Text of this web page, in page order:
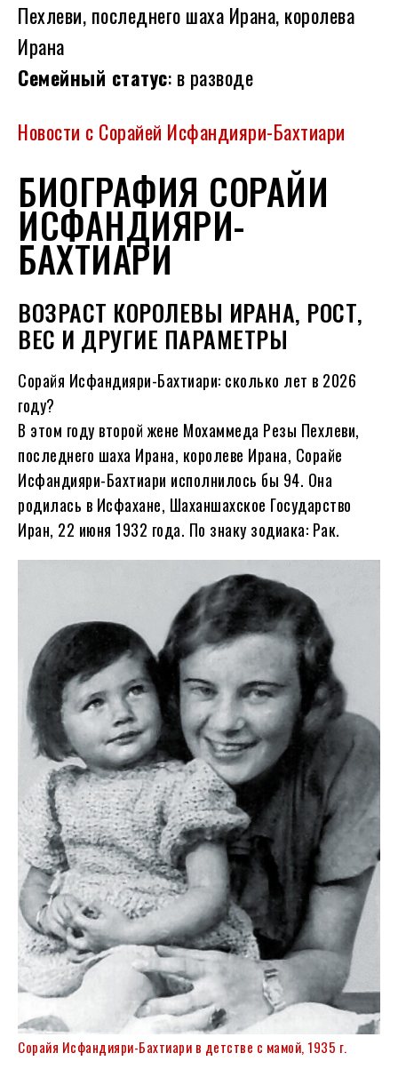
Пехлеви, последнего шаха Ирана, королева
Ирана
Семейный статус: в разводе
Новости с Сорайей Исфандияри-Бахтиари
БИОГРАФИЯ СОРАЙИ
ИСФАНДИЯРИ-
БАХТИАРИ
ВОЗРАСТ КОРОЛЕВЫ ИРАНА, РОСТ,
ВЕС И ДРУГИЕ ПАРАМЕТРЫ
Сорайя Исфандияри-Бахтиари: сколько лет в 2026
году?
В этом году второй жене Мохаммеда Резы Пехлеви,
последнего шаха Ирана, королеве Ирана, Сорайе
Исфандияри-Бахтиари исполнилось бы 94. Она
родилась в Исфахане, Шаханшахское Государство
Иран, 22 июня 1932 года. По знаку зодиака: Рак.
Сорайя Исфандияри-Бахтиари в детстве с мамой, 1935 г.